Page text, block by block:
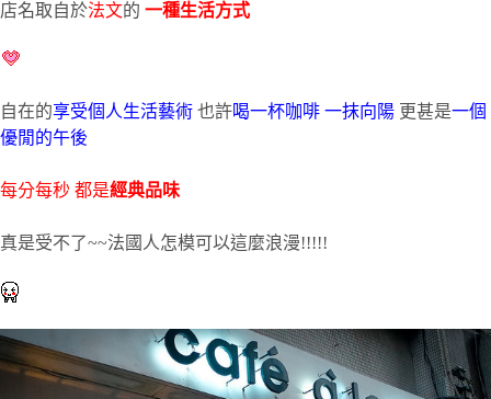
店名取自於法文的 一種生活方式
自在的享受個人生活藝術 也許喝一杯咖啡 一抹向陽 更甚是一個
優閒的午後
每分每秒 都是經典品味
真是受不了~~法國人怎模可以這麼浪漫!!!!!